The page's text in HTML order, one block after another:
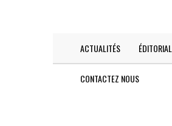
Main
navigation
ACTUALITÉS ÉDITORIAL
CONTACTEZ NOUS